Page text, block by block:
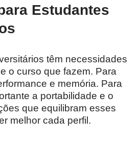
Estudantes
têm necessidades
o curso que fazem. Para
e memória. Para
a portabilidade e o
que equilibram esses
melhor cada perfil.